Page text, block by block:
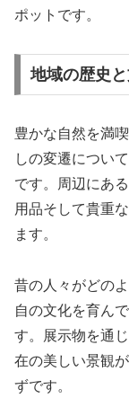
ポットです。
地域の歴史
豊かな自然を満
しの変遷につい
です。周辺にあ
用品そして貴重
ます。
昔の人々がどの
自の文化を育ん
す。展示物を通
在の美しい景観
ずです。